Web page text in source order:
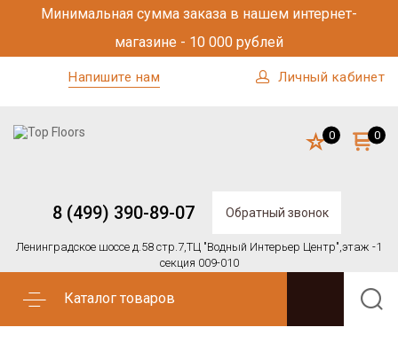
Минимальная сумма заказа в нашем интернет-
магазине - 10 000 рублей
Напишите нам Личный кабинет
8 (499) 390-89-07 Обратный звонок
Ленинградское шоссе д.58 стр.7,ТЦ "Водный Интерьер Центр",этаж -1
секция 009-010
0 0
Каталог товаров